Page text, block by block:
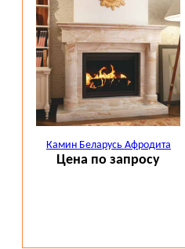
Камин Беларусь Афродита
Цена по запросу